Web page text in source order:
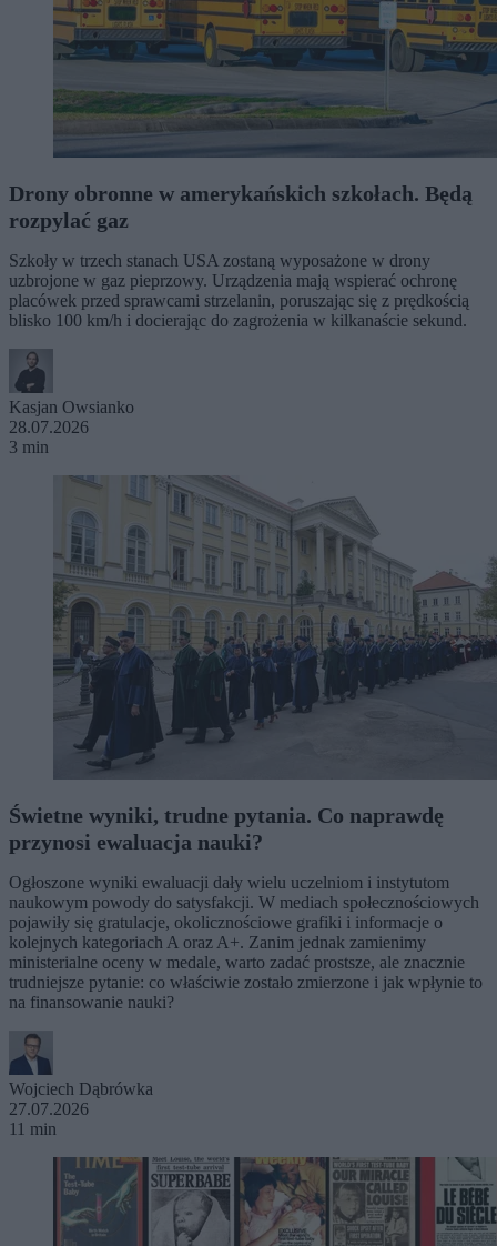
Drony obronne w amerykańskich szkołach. Będą
rozpylać gaz
Szkoły w trzech stanach USA zostaną wyposażone w drony
uzbrojone w gaz pieprzowy. Urządzenia mają wspierać ochronę
placówek przed sprawcami strzelanin, poruszając się z prędkością
blisko 100 km/h i docierając do zagrożenia w kilkanaście sekund.
Kasjan Owsianko
28.07.2026
3 min
Świetne wyniki, trudne pytania. Co naprawdę
przynosi ewaluacja nauki?
Ogłoszone wyniki ewaluacji dały wielu uczelniom i instytutom
naukowym powody do satysfakcji. W mediach społecznościowych
pojawiły się gratulacje, okolicznościowe grafiki i informacje o
kolejnych kategoriach A oraz A+. Zanim jednak zamienimy
ministerialne oceny w medale, warto zadać prostsze, ale znacznie
trudniejsze pytanie: co właściwie zostało zmierzone i jak wpłynie to
na finansowanie nauki?
Wojciech Dąbrówka
27.07.2026
11 min